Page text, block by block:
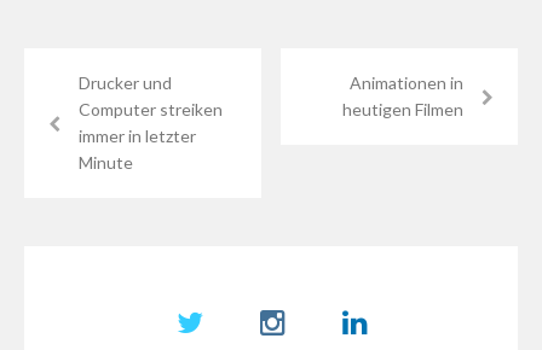
Drucker und
Computer streiken
immer in letzter
Minute
Animationen in
heutigen Filmen